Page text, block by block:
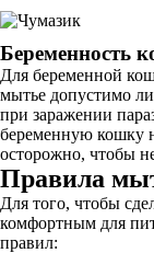
Беременность
Для беременной
мытье допустимо
при заражении
беременную кошку
осторожно, чтобы
Правила
Для того, чтобы
комфортным для
правил: